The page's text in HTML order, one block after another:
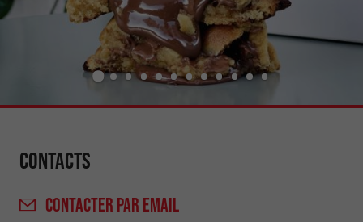
Contacts
CONTACTER PAR EMAIL